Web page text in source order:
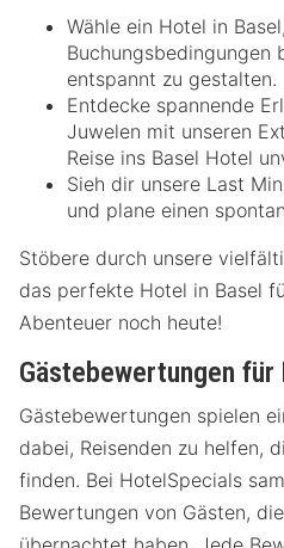
Wähle ein Hotel in
Buchungsbedingungen
entspannt zu gestalten.
Entdecke spannende
Juwelen mit unseren
Reise ins Basel Hotel
Sieh dir unsere Last
und plane einen
Stöbere durch unsere
das perfekte Hotel in Basel
Abenteuer noch heute!
Gästebewertungen für
Gästebewertungen spielen
dabei, Reisenden zu helfen,
finden. Bei HotelSpecials
Bewertungen von Gästen,